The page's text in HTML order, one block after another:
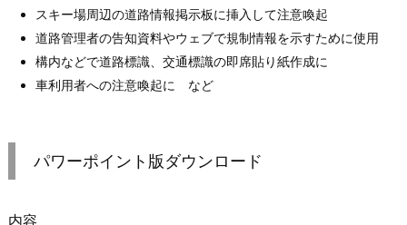
スキー場周辺の道路情報掲示板に挿入して注意喚起
道路管理者の告知資料やウェブで規制情報を示すために使用
構内などで道路標識、交通標識の即席貼り紙作成に
車利用者への注意喚起に など
パワーポイント版ダウンロード
内容